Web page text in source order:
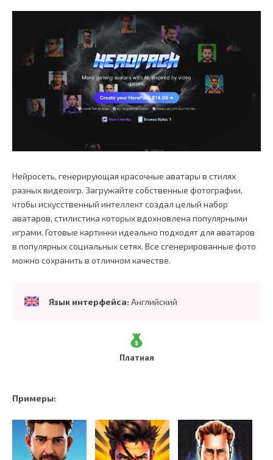
Нейросеть, генерирующая красочные аватары в стилях
разных видеоигр. Загружайте собственные фотографии,
чтобы искусственный интеллект создал целый набор
аватаров, стилистика которых вдохновлена популярными
играми. Готовые картинки идеально подходят для аватаров
в популярных социальных сетях. Все сгенерированные фото
можно сохранить в отличном качестве.
Язык интерфейса: Английский
Платная
Примеры: